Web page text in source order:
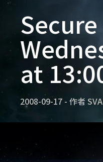
at
2008-09-17 - 作者